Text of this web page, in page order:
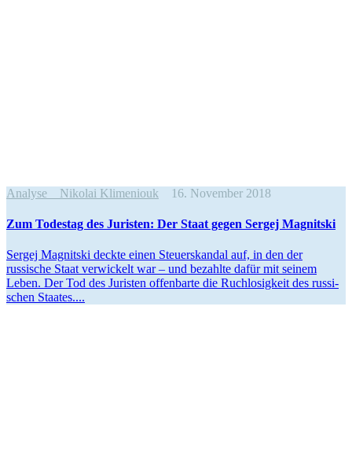
Analyse Nikolai Klimeniouk 16. November 2018
Zum Todestag des Juristen: Der Staat gegen Sergej Magnitski
Sergej Magnitski deckte einen Steuer­skandal auf, in den der
russische Staat verwi­ckelt war – und bezahlte dafür mit seinem
Leben. Der Tod des Juristen offen­barte die Ruchlo­sigkeit des russi­
schen Staates....